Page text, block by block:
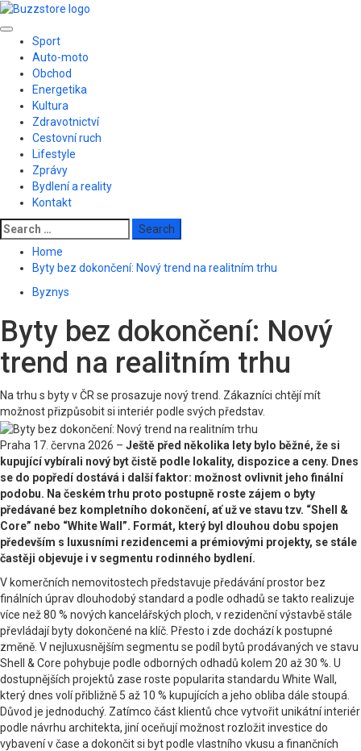
Skip
content
Primary
Menu
Sport
Auto-moto
Obchod
Energetika
Kultura
Zdravotnictví
Cestovní ruch
Lifestyle
Zprávy
Bydlení a reality
Kontakt
Search
for:
Home
Byty bez dokončení: Nový trend na realitním trhu
Byznys
Byty bez dokončení: Nový
trend na realitním trhu
Na trhu s byty v ČR se prosazuje nový trend. Zákazníci chtějí mít
možnost přizpůsobit si interiér podle svých představ.
Praha 17. června 2026 – Ještě před několika lety bylo běžné, že si
kupující vybírali nový byt čistě podle lokality, dispozice a ceny. Dnes
se do popředí dostává i další faktor: možnost ovlivnit jeho finální
podobu. Na českém trhu proto postupně roste zájem o byty
předávané bez kompletního dokončení, ať už ve stavu tzv. “Shell &
Core” nebo “White Wall”. Formát, který byl dlouhou dobu spojen
především s luxusními rezidencemi a prémiovými projekty, se stále
častěji objevuje i v segmentu rodinného bydlení.
V komerčních nemovitostech představuje předávání prostor bez
finálních úprav dlouhodobý standard a podle odhadů se takto realizuje
více než 80 % nových kancelářských ploch, v rezidenční výstavbě stále
převládají byty dokončené na klíč. Přesto i zde dochází k postupné
změně. V nejluxusnějším segmentu se podíl bytů prodávaných ve stavu
Shell & Core pohybuje podle odborných odhadů kolem 20 až 30 %. U
dostupnějších projektů zase roste popularita standardu White Wall,
který dnes volí přibližně 5 až 10 % kupujících a jeho obliba dále stoupá.
Důvod je jednoduchý. Zatímco část klientů chce vytvořit unikátní interiér
podle návrhu architekta, jiní oceňují možnost rozložit investice do
vybavení v čase a dokončit si byt podle vlastního vkusu a finančních